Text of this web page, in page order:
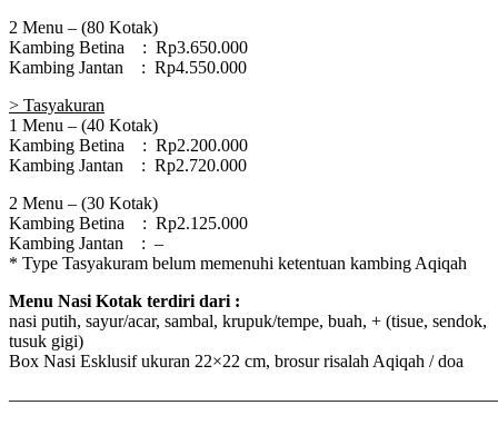
2 Menu – (80 Kotak)
Kambing Betina : Rp3.650.000
Kambing Jantan : Rp4.550.000
> Tasyakuran
1 Menu – (40 Kotak)
Kambing Betina : Rp2.200.000
Kambing Jantan : Rp2.720.000
2 Menu – (30 Kotak)
Kambing Betina : Rp2.125.000
Kambing Jantan : –
* Type Tasyakuram belum memenuhi ketentuan kambing Aqiqah
Menu Nasi Kotak terdiri dari :
nasi putih, sayur/acar, sambal, krupuk/tempe, buah, + (tisue, sendok,
tusuk gigi)
Box Nasi Esklusif ukuran 22×22 cm, brosur risalah Aqiqah / doa